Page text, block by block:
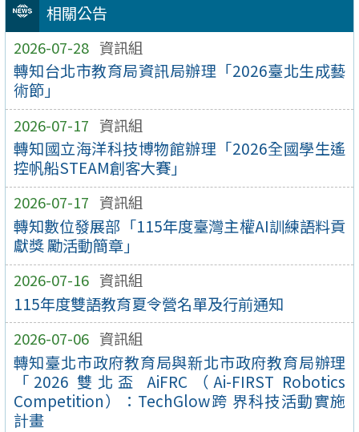
相關公告
2026-07-28 資訊組
轉知台北市教育局資訊局辦理「2026臺北生成藝
術節」
2026-07-17 資訊組
轉知國立海洋科技博物館辦理「2026全國學生遙
控帆船STEAM創客大賽」
2026-07-17 資訊組
轉知數位發展部「115年度臺灣主權AI訓練語料貢
獻獎 勵活動簡章」
2026-07-16 資訊組
115年度雙語教育夏令營名單及行前通知
2026-07-06 資訊組
轉知臺北市政府教育局與新北市政府教育局辦理
「2026 雙北盃 AiFRC（Ai-FIRST Robotics
Competition）：TechGlow跨 界科技活動實施
計畫